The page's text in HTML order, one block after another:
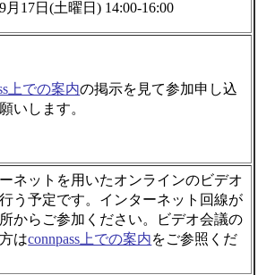
月17日(土曜日) 14:00-16:00
上での案内の掲示を見て参加申し込
いします。
ネットを用いたオンラインのビデオ
う予定です。インターネット回線が
からご参加ください。ビデオ会議の
はconnpass上での案内をご参照くだ